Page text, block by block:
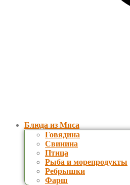
Блюда из Мяса
Говядина
Свинина
Птица
Рыба и морепродукты
Ребрышки
Фарш